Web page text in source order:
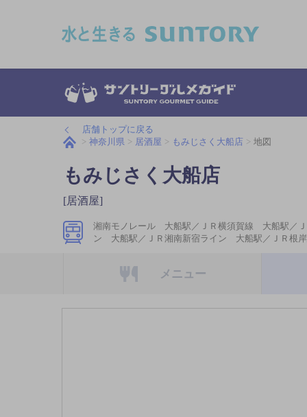
店舗トップに戻る
神奈川県
居酒屋 もみじさく大船店 地図
もみじさく大船店
[居酒屋]
湘南モノレール 大船駅／ＪＲ横須賀線 大船駅／Ｊ
ン 大船駅／ＪＲ湘南新宿ライン 大船駅／ＪＲ根
メニュー